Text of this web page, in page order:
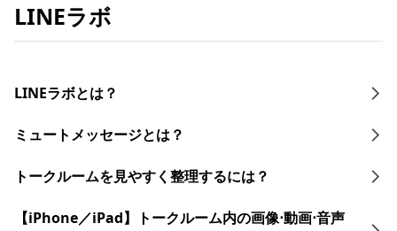
LINEラボ
LINEラボとは？
ミュートメッセージとは？
トークルームを見やすく整理するには？
【iPhone／iPad】トークルーム内の画像⋅動画⋅音声